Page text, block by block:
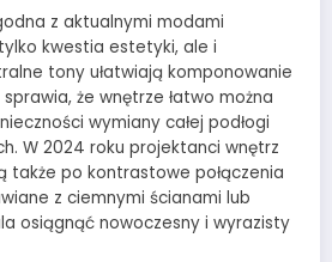
z aktualnymi modami
kwestia estetyki, ale i
tony ułatwiają komponowanie
że wnętrze łatwo można
wymiany całej podłogi
W 2024 roku projektanci wnętrz
także po kontrastowe połączenia
z ciemnymi ścianami lub
osiągnąć nowoczesny i wyrazisty